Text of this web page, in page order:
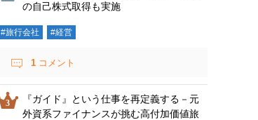
の自己株式取得も実施
#旅行会社 #経営
1 コメント
『ガイド』という仕事を再定義する－元
外資系ファイナンスが挑む高付加価値旅